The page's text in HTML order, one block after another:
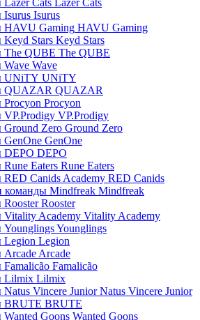
Isurus
HAVU Gaming
Keyd Stars
The QUBE
Wave
UNiTY
QUAZAR
Procyon
VP.Prodigy
Ground Zero
GenOne
DEPO
Rune Eaters
RED Canids
Mindfreak
Rooster
Vitality Academy
Younglings
Legion
Arcade
Famalicão
Lilmix
Natus Vincere Junior
BRUTE
Wanted Goons